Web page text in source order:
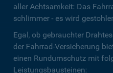
aller Achtsamkeit: Das
schlimmer - es wird
Egal, ob gebrauchter
der Fahrrad-Versicherung
einen Rundumschutz mit
Leistungsbausteinen: